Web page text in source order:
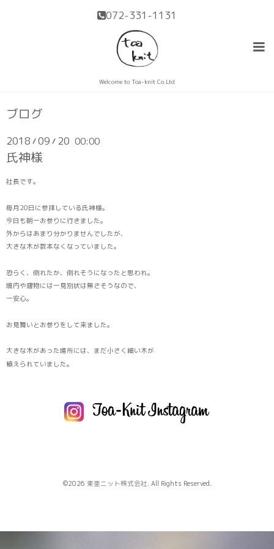
072-331-1131
Welcome to Toa-knit Co.Ltd
ブログ
2018 /09 / 20 00:00
氏神様
社長です。
毎月20日に参拝している氏神様。
今日も朝一お参りに行きました。
外からはあまり分かりませんでしたが、
大きな木が数本なくなっていました。
恐らく、倒れたか、倒れそうになったと思われ。
境内や建物には一見別状は無さそうなので、
一安心。
お見舞いとお参りをして来ました。
大きな木があった場所には、まだ小さく細い木が
植えられていました。
©2026 東亜ニット株式会社. All Rights Reserved.